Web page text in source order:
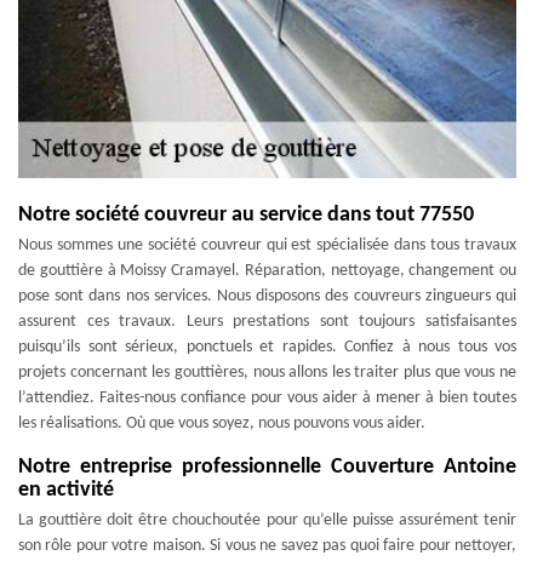
Notre société couvreur au service dans tout 77550
Nous sommes une société couvreur qui est spécialisée dans tous travaux
de gouttière à Moissy Cramayel. Réparation, nettoyage, changement ou
pose sont dans nos services. Nous disposons des couvreurs zingueurs qui
assurent ces travaux. Leurs prestations sont toujours satisfaisantes
puisqu’ils sont sérieux, ponctuels et rapides. Confiez à nous tous vos
projets concernant les gouttières, nous allons les traiter plus que vous ne
l’attendiez. Faites-nous confiance pour vous aider à mener à bien toutes
les réalisations. Où que vous soyez, nous pouvons vous aider.
Notre entreprise professionnelle Couverture Antoine
en activité
La gouttière doit être chouchoutée pour qu’elle puisse assurément tenir
son rôle pour votre maison. Si vous ne savez pas quoi faire pour nettoyer,